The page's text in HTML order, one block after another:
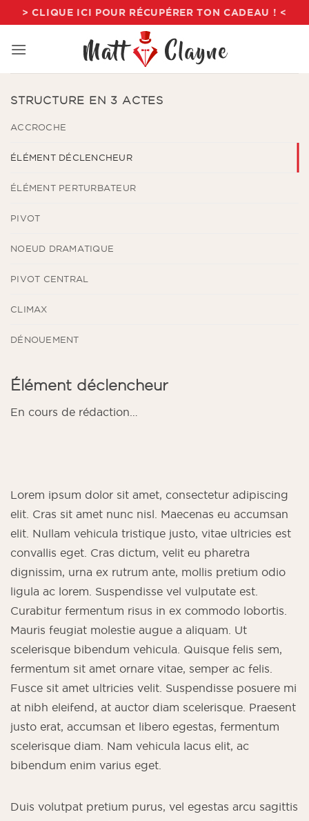
Passer
au
contenu
> CLIQUE ICI POUR RÉCUPÉRER TON CADEAU ! <
STRUCTURE EN 3 ACTES
ACCROCHE
ÉLÉMENT DÉCLENCHEUR
ÉLÉMENT PERTURBATEUR
PIVOT
NOEUD DRAMATIQUE
PIVOT CENTRAL
CLIMAX
DÉNOUEMENT
Élément déclencheur
En cours de rédaction…
Lorem ipsum dolor sit amet, consectetur adipiscing
elit. Cras sit amet nunc nisl. Maecenas eu accumsan
elit. Nullam vehicula tristique justo, vitae ultricies est
convallis eget. Cras dictum, velit eu pharetra
dignissim, urna ex rutrum ante, mollis pretium odio
ligula ac lorem. Suspendisse vel vulputate est.
Curabitur fermentum risus in ex commodo lobortis.
Mauris feugiat molestie augue a aliquam. Ut
scelerisque bibendum vehicula. Quisque felis sem,
fermentum sit amet ornare vitae, semper ac felis.
Fusce sit amet ultricies velit. Suspendisse posuere mi
at nibh eleifend, at auctor diam scelerisque. Praesent
justo erat, accumsan et libero egestas, fermentum
scelerisque diam. Nam vehicula lacus elit, ac
bibendum enim varius eget.
Duis volutpat pretium purus, vel egestas arcu sagittis